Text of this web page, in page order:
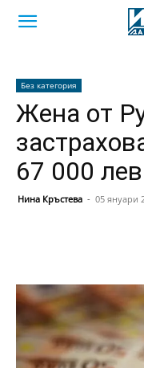
Без категория
Жена от
67 000
Нина Кръстева - 05 януари